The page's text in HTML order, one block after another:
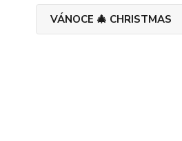
VÁNOCE 🎄 CHRISTMAS